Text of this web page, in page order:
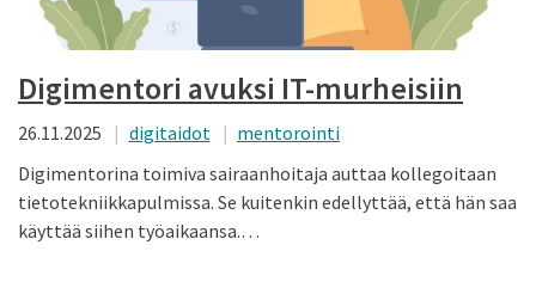
Digimentori avuksi IT-murheisiin
26.11.2025 digitaidot
mentorointi
Digimentorina toimiva sairaanhoitaja auttaa kollegoitaan
tietotekniikka­pulmissa. Se kuitenkin edellyttää, että hän saa
käyttää siihen työaikaansa.…